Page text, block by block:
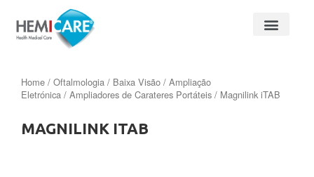
Home / Oftalmologia / Baixa Visão / Ampliação
Eletrónica / Ampliadores de Carateres Portáteis / Magnilink iTAB
MAGNILINK ITAB